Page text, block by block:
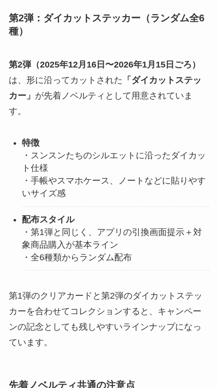
第2弾：ダイカットステッカー（ランダム全6
種）
第2弾（2025年12月16日〜2026年1月15日ごろ）
は、形に沿ってカットされた 「ダイカットステッ
カー」 が先着ノベルティとして用意されていま
す。
特徴
・スンスンたちのシルエットに沿ったダイカッ
ト仕様
・手帳やスマホケース、ノートなどに貼りやす
いサイズ感
配布スタイル
・第1弾と同じく、アプリの引換画面提示＋対
象商品購入が基本ライン
・全6種類からランダム配布
第1弾のクリアカードと第2弾のダイカットステッ
カーを合わせてコレクションすると、キャンペー
ンの記念としても残しやすいラインナップになっ
ています。
先着ノベルティ共通の注意点